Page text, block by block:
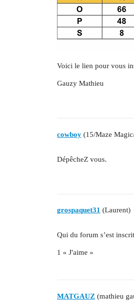
Voici le lien pour vous
Gauzy Mathieu
cowboy (15/Maze
DépêcheZ vous.
grospaquet31 (Laurent)
Qui du forum s’est
1 « J'aime »
MATGAUZ (mathieu